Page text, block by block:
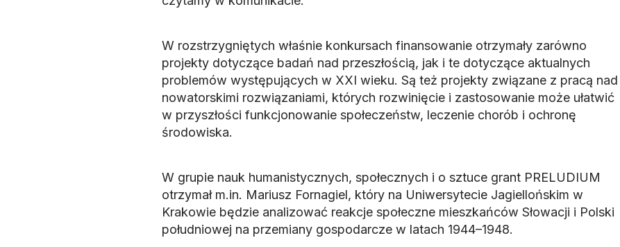
W rozstrzygniętych właśnie konkursach finansowanie otrzymały zarówno
projekty dotyczące badań nad przeszłością, jak i te dotyczące aktualnych
problemów występujących w XXI wieku. Są też projekty związane z pracą nad
nowatorskimi rozwiązaniami, których rozwinięcie i zastosowanie może ułatwić
w przyszłości funkcjonowanie społeczeństw, leczenie chorób i ochronę
środowiska.
W grupie nauk humanistycznych, społecznych i o sztuce grant PRELUDIUM
otrzymał m.in. Mariusz Fornagiel, który na Uniwersytecie Jagiellońskim w
Krakowie będzie analizować reakcje społeczne mieszkańców Słowacji i Polski
południowej na przemiany gospodarcze w latach 1944–1948.